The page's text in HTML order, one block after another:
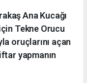
Ana Kucağı
Tekne Orucu
oruçlarını açan
yapmanın